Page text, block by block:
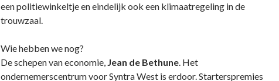
een politiewinkeltje en eindelijk ook een klimaatregeling in de
trouwzaal.
Wie hebben we nog?
De schepen van economie, Jean de Bethune. Het
ondernemerscentrum voor Syntra West is erdoor. Starterspremies